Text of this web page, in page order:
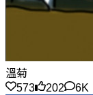
溫菊
573
202 6K